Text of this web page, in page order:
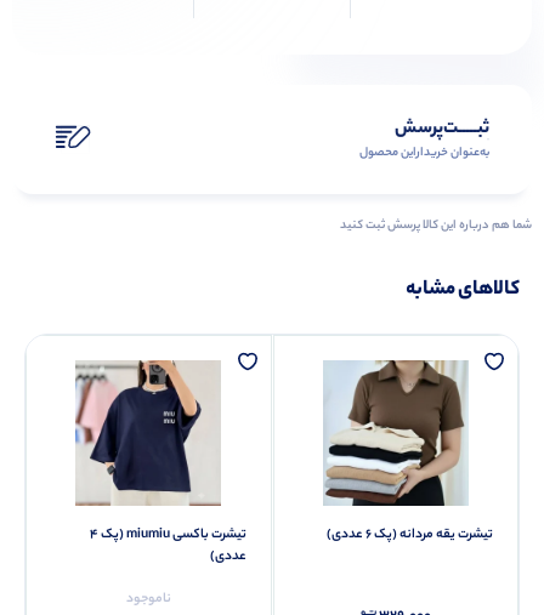
ثبـــــت‌پرسش
به‌عنوان ‌خریدار‌این‌ محصول
شما هم درباره این کالا پرسش ثبت کنید
کالاهای مشابه
تیشرت یقه مردانه (پک 6 عددی)
تیشرت باکسی miumiu (پک 4
عددی)
ناموجود